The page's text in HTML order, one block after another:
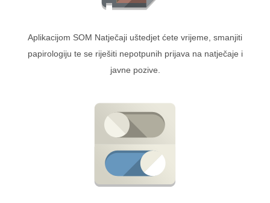
Aplikacijom SOM Natječaji uštedjet ćete vrijeme, smanjiti
papirologiju te se riješiti nepotpunih prijava na natječaje i
javne pozive.